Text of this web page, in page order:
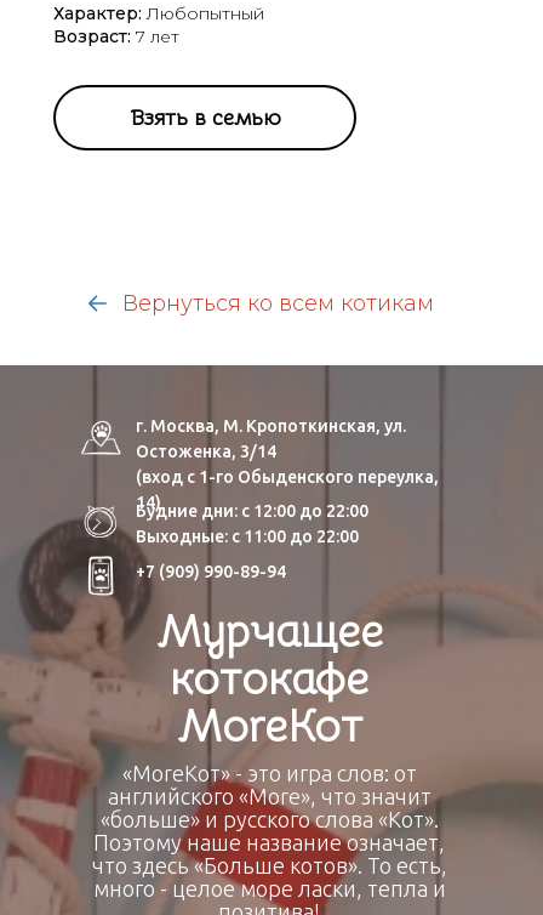
Характер: Любопытный
Возраст: 7 лет
Взять в семью
Вернуться ко всем котикам
г. Москва, М. Кропоткинская, ул.
Остоженка, 3/14
(вход с 1-го Обыденского переулка,
14)
+7 (909) 990-89-94
Будние дни: с 12:00 до 22:00
Выходные: с 11:00 до 22:00
Мурчащее
котокафе
МоrеКот
«МоrеКот» - это игра слов: от
английского «More», что значит
«больше» и русского слова «Кот».
Поэтому наше название означает,
что здесь «Больше котов». То есть,
много - целое море ласки, тепла и